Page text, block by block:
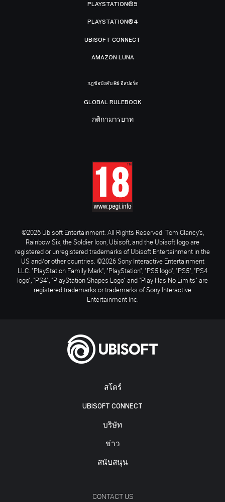
สโตร์
UBISOFT CONNECT
บริษัท
ข่าว
สนับสนุน
CONTACT US
PLAYSTATION®5
PLAYSTATION®4
UBISOFT CONNECT
AMAZON LUNA
กฎข้อบังคับ R6 อีสปอร์ต
GLOBAL RULEBOOK
กติกามารยาท
©2026 Ubisoft Entertainment. All Rights Reserved. Tom Clancy’s,
Rainbow Six, the Soldier Icon, Ubisoft, and the Ubisoft logo are
registered or unregistered trademarks of Ubisoft Entertainment in the
US and/or other countries. ©2026 Sony Interactive Entertainment
LLC. "PlayStation Family Mark", "PlayStation", "PS5 logo", "PS5", "PS4
logo", "PS4", "PlayStation Shapes Logo" and "Play Has No Limits" are
registered trademarks or trademarks of Sony Interactive
Entertainment Inc.